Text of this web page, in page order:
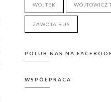
WOJTEK WÓJTOWICZ
ZAWOJA BUS
POLUB NAS NA
WSPÓŁPRACA